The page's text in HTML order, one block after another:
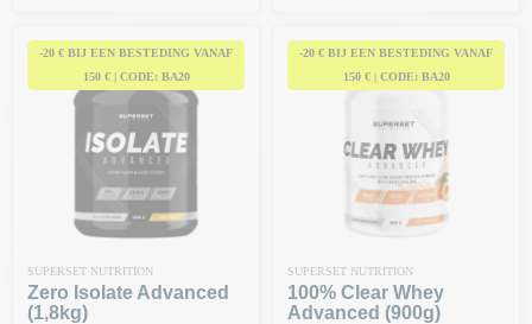
-20 € BIJ EEN BESTEDING VANAF
150 € | CODE: BA20
SUPERSET NUTRITION
Zero Isolate Advanced
(1,8kg)
-20 € BIJ EEN BESTEDING VANAF
150 € | CODE: BA20
SUPERSET NUTRITION
100% Clear Whey
Advanced (900g)